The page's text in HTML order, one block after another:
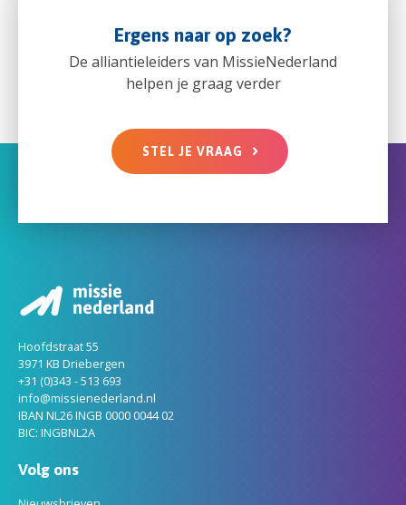
Ergens naar op zoek?
De alliantieleiders van MissieNederland
helpen je graag verder
STEL JE VRAAG
Hoofdstraat 55
3971 KB Driebergen
+31 (0)343 - 513 693
info@missienederland.nl
IBAN NL26 INGB 0000 0044 02
BIC: INGBNL2A
Volg ons